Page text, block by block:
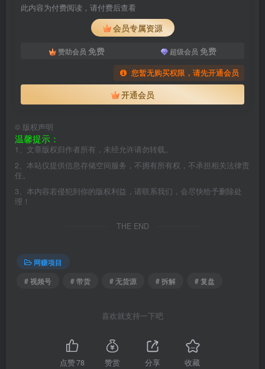
此内容为付费阅读，请付费后查看
会员专属资源
赞助会员 免费 超级会员 免费
您暂无购买权限，请先开通会员
开通会员
© 版权声明
温馨提示：
1、文章版权归作者所有，未经允许请勿转载。
2、本站仅提供信息存储空间服务，不拥有所有权，不承担相关法律责
任。
3、本内容若侵犯到你的版权利益，请联系我们，会尽快给予删除处
理！
THE END
网赚项目
# 视频号
# 带货 # 无货源 # 拆解 # 复盘
喜欢就支持一下吧
点赞78 赞赏 分享 收藏